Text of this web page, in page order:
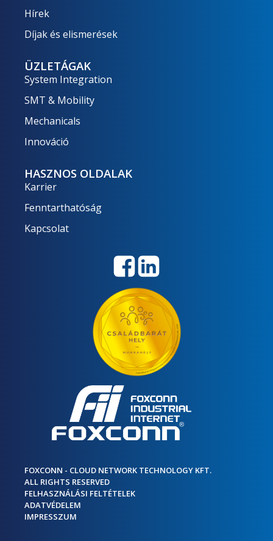
Hírek
Díjak és elismerések
ÜZLETÁGAK
System Integration
SMT & Mobility
Mechanicals
Innováció
HASZNOS OLDALAK
Karrier
Fenntarthatóság
Kapcsolat
FOXCONN - CLOUD NETWORK TECHNOLOGY KFT.
ALL RIGHTS RESERVED
FELHASZNÁLÁSI FELTÉTELEK
ADATVÉDELEM
IMPRESSZUM